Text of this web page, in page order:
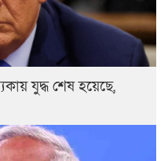
যুদ্ধ শেষ হয়েছে,